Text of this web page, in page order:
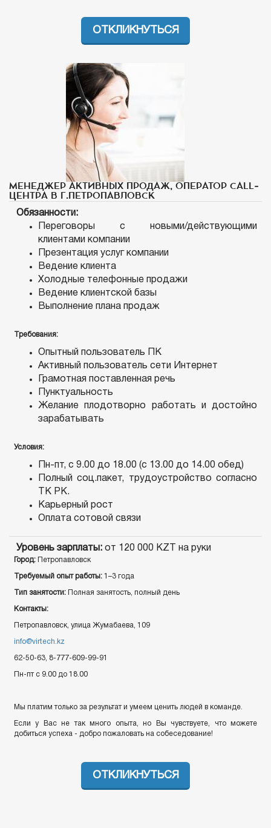
ОТКЛИКНУТЬСЯ
МЕНЕДЖЕР АКТИВНЫХ ПРОДАЖ, ОПЕРАТОР CALL-
ЦЕНТРА В Г.ПЕТРОПАВЛОВСК
Обязанности:
Переговоры с новыми/действующими
клиентами компании
Презентация услуг компании
Ведение клиента
Холодные телефонные продажи
Ведение клиентской базы
Выполнение плана продаж
Требования:
Опытный пользователь ПК
Активный пользователь сети Интернет
Грамотная поставленная речь
Пунктуальность
Желание плодотворно работать и достойно
зарабатывать
Условия:
Пн-пт, с 9.00 до 18.00 (с 13.00 до 14.00 обед)
Полный соц.пакет, трудоустройство согласно
ТК РК.
Карьерный рост
Оплата сотовой связи
Уровень зарплаты: от 120 000 KZT на руки
Город: Петропавловск
Требуемый опыт работы: 1–3 года
Тип занятости: Полная занятость, полный день
Контакты:
Петропавловск, улица Жумабаева, 109
info@virtech.kz
62-50-63, 8-777-609-99-91
Пн-пт с 9.00 до 18.00
Мы платим только за результат и умеем ценить людей в команде.
Если у Вас не так много опыта, но Вы чувствуете, что можете
добиться успеха - добро пожаловать на собеседование!
ОТКЛИКНУТЬСЯ